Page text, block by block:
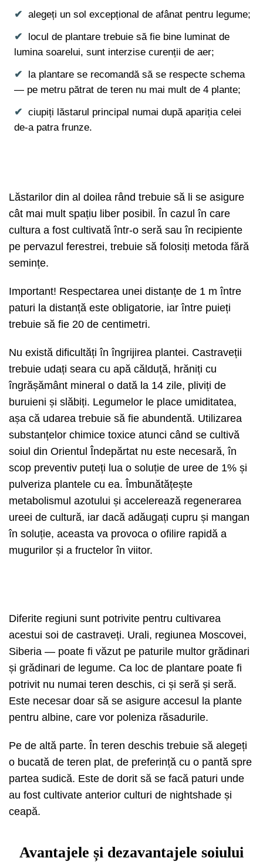
alegeți un sol excepțional de afânat pentru legume;
locul de plantare trebuie să fie bine luminat de
lumina soarelui, sunt interzise curenții de aer;
la plantare se recomandă să se respecte schema
— pe metru pătrat de teren nu mai mult de 4 plante;
ciupiți lăstarul principal numai după apariția celei
de-a patra frunze.
Lăstarilor din al doilea rând trebuie să li se asigure
cât mai mult spațiu liber posibil. În cazul în care
cultura a fost cultivată într-o seră sau în recipiente
pe pervazul ferestrei, trebuie să folosiți metoda fără
semințe.
Important! Respectarea unei distanțe de 1 m între
paturi la distanță este obligatorie, iar între puieți
trebuie să fie 20 de centimetri.
Nu există dificultăți în îngrijirea plantei. Castraveții
trebuie udați seara cu apă călduță, hrăniți cu
îngrășământ mineral o dată la 14 zile, pliviți de
buruieni și slăbiți. Legumelor le place umiditatea,
așa că udarea trebuie să fie abundentă. Utilizarea
substanțelor chimice toxice atunci când se cultivă
soiul din Orientul Îndepărtat nu este necesară, în
scop preventiv puteți lua o soluție de uree de 1% și
pulveriza plantele cu ea. Îmbunătățește
metabolismul azotului și accelerează regenerarea
ureei de cultură, iar dacă adăugați cupru și mangan
în soluție, aceasta va provoca o ofilire rapidă a
mugurilor și a fructelor în viitor.
Diferite regiuni sunt potrivite pentru cultivarea
acestui soi de castraveți. Urali, regiunea Moscovei,
Siberia — poate fi văzut pe paturile multor grădinari
și grădinari de legume. Ca loc de plantare poate fi
potrivit nu numai teren deschis, ci și seră și seră.
Este necesar doar să se asigure accesul la plante
pentru albine, care vor poleniza răsadurile.
Pe de altă parte. În teren deschis trebuie să alegeți
o bucată de teren plat, de preferință cu o pantă spre
partea sudică. Este de dorit să se facă paturi unde
au fost cultivate anterior culturi de nightshade și
ceapă.
Avantajele și dezavantajele soiului